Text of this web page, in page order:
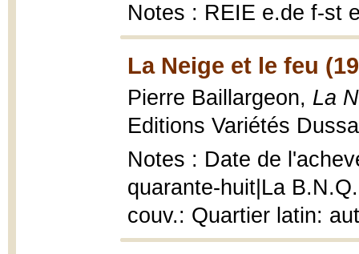
Notes : REIE e.de f-st
La Neige et le feu
Pierre Baillargeon, La
Editions Variétés
Notes : Date de
quarante-huit|La
couv.: Quartier latin: